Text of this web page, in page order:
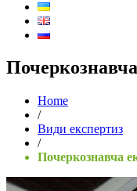
Home
/
Види експертиз
/
Почеркознавча